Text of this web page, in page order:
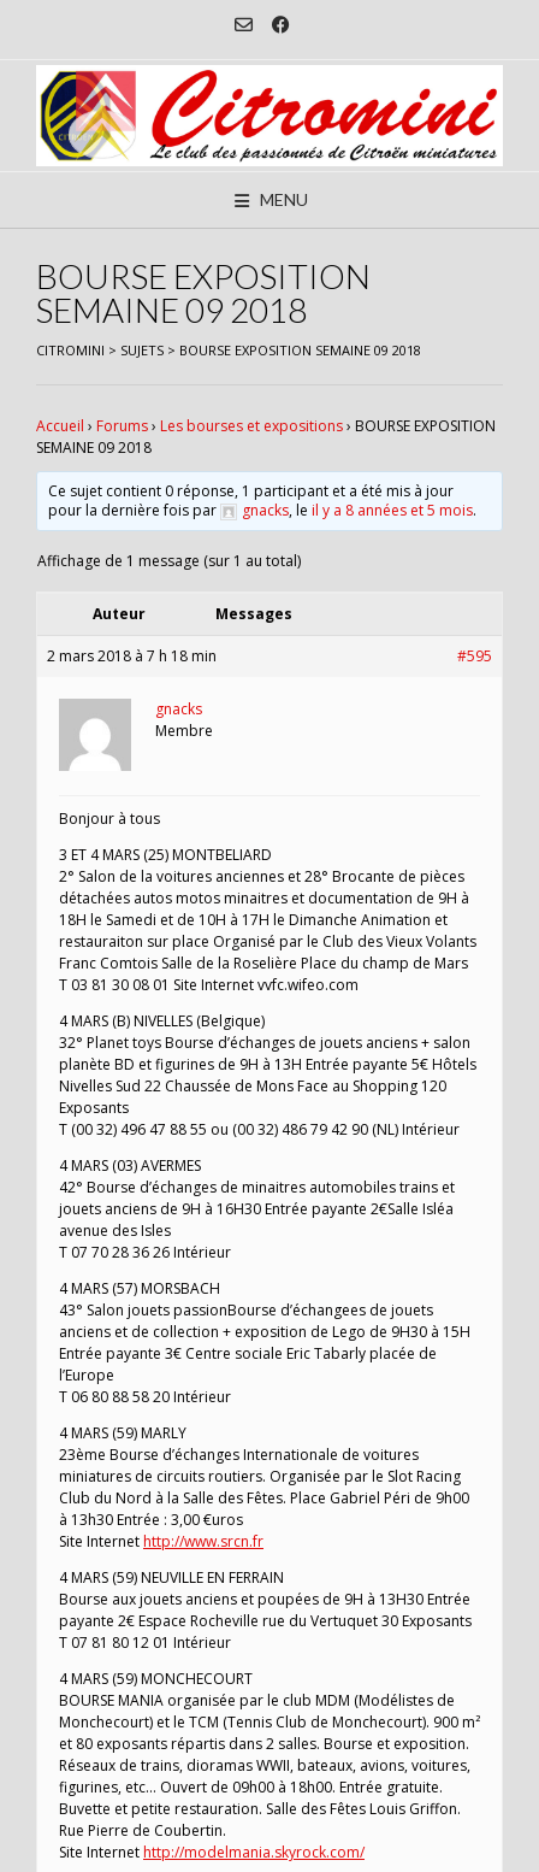
content
MENU
BOURSE EXPOSITION
SEMAINE 09 2018
CITROMINI > SUJETS > BOURSE EXPOSITION SEMAINE 09 2018
Accueil › Forums› Les bourses et expositions› BOURSE EXPOSITION
SEMAINE 09 2018
Ce sujet contient 0 réponse, 1 participant et a été mis à jour
pour la dernière fois par
gnacks, leil y a 8 années et 5 mois.
Affichage de 1 message (sur 1 au total)
Auteur Messages
2 mars 2018 à 7 h 18 min #595
gnacks
Membre
Bonjour à tous
3 ET 4 MARS (25) MONTBELIARD
2° Salon de la voitures anciennes et 28° Brocante de pièces
détachées autos motos minaitres et documentation de 9H à
18H le Samedi et de 10H à 17H le Dimanche Animation et
restauraiton sur place Organisé par le Club des Vieux Volants
Franc Comtois Salle de la Roselière Place du champ de Mars
T 03 81 30 08 01 Site Internet vvfc.wifeo.com
4 MARS (B) NIVELLES (Belgique)
32° Planet toys Bourse d’échanges de jouets anciens + salon
planète BD et figurines de 9H à 13H Entrée payante 5€ Hôtels
Nivelles Sud 22 Chaussée de Mons Face au Shopping 120
Exposants
T (00 32) 496 47 88 55 ou (00 32) 486 79 42 90 (NL) Intérieur
4 MARS (03) AVERMES
42° Bourse d’échanges de minaitres automobiles trains et
jouets anciens de 9H à 16H30 Entrée payante 2€Salle Isléa
avenue des Isles
T 07 70 28 36 26 Intérieur
4 MARS (57) MORSBACH
43° Salon jouets passionBourse d’échangees de jouets
anciens et de collection + exposition de Lego de 9H30 à 15H
Entrée payante 3€ Centre sociale Eric Tabarly placée de
l’Europe
T 06 80 88 58 20 Intérieur
4 MARS (59) MARLY
23ème Bourse d’échanges Internationale de voitures
miniatures de circuits routiers. Organisée par le Slot Racing
Club du Nord à la Salle des Fêtes. Place Gabriel Péri de 9h00
à 13h30 Entrée : 3,00 €uros
Site Internethttp://www.srcn.fr
4 MARS (59) NEUVILLE EN FERRAIN
Bourse aux jouets anciens et poupées de 9H à 13H30 Entrée
payante 2€ Espace Rocheville rue du Vertuquet 30 Exposants
T 07 81 80 12 01 Intérieur
4 MARS (59) MONCHECOURT
BOURSE MANIA organisée par le club MDM (Modélistes de
Monchecourt) et le TCM (Tennis Club de Monchecourt). 900 m²
et 80 exposants répartis dans 2 salles. Bourse et exposition.
Réseaux de trains, dioramas WWII, bateaux, avions, voitures,
figurines, etc… Ouvert de 09h00 à 18h00. Entrée gratuite.
Buvette et petite restauration. Salle des Fêtes Louis Griffon.
Rue Pierre de Coubertin.
Site Internethttp://modelmania.skyrock.com/